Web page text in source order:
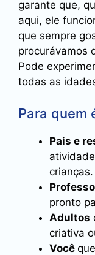
garante que,
aqui, ele
que sempre
procurávamos
Pode
todas as
Para quem
Pais e
crianças.
pronto
Adultos
criativa
Você